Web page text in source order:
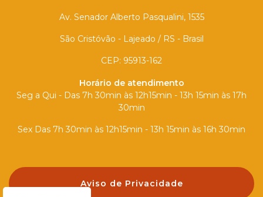
Av. Senador Alberto Pasqualini, 1535
São Cristóvão - Lajeado / RS - Brasil
CEP: 95913-162
Horário de atendimento
Seg a Qui - Das 7h 30min às 12h15min - 13h 15min às 17h
30min
Sex Das 7h 30min às 12h15min - 13h 15min às 16h 30min
Aviso de Privacidade